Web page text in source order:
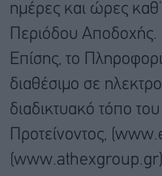
ημέρες και ώρες
Περιόδου Αποδοχής.
Επίσης, το
διαθέσιμο σε
διαδικτυακό τόπο
Προτείνοντος,
(www.athexgroup.gr)